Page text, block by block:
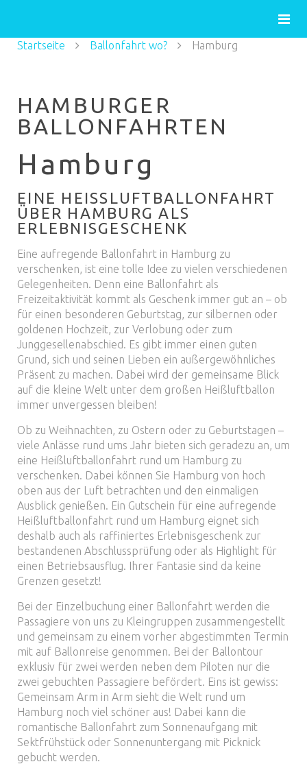
Startseite Ballonfahrt wo? Hamburg
HAMBURGER
BALLONFAHRTEN
Hamburg
EINE HEISSLUFTBALLONFAHRT Ü
BER HAMBURG ALS E
RLEBNISGESCHENK
Eine aufregende Ballonfahrt in Hamburg zu
verschenken, ist eine tolle Idee zu vielen verschiedenen
Gelegenheiten. Denn eine Ballonfahrt als
Freizeitaktivität kommt als Geschenk immer gut an – ob
für einen besonderen Geburtstag, zur silbernen oder
goldenen Hochzeit, zur Verlobung oder zum
Junggesellenabschied. Es gibt immer einen guten
Grund, sich und seinen Lieben ein außergewöhnliches
Präsent zu machen. Dabei wird der gemeinsame Blick
auf die kleine Welt unter dem großen Heißluftballon
immer unvergessen bleiben!
Ob zu Weihnachten, zu Ostern oder zu Geburtstagen –
viele Anlässe rund ums Jahr bieten sich geradezu an, um
eine Heißluftballonfahrt rund um Hamburg zu
verschenken. Dabei können Sie Hamburg von hoch
oben aus der Luft betrachten und den einmaligen
Ausblick genießen. Ein Gutschein für eine aufregende
Heißluftballonfahrt rund um Hamburg eignet sich
deshalb auch als raffiniertes Erlebnisgeschenk zur
bestandenen Abschlussprüfung oder als Highlight für
einen Betriebsausflug. Ihrer Fantasie sind da keine
Grenzen gesetzt!
Bei der Einzelbuchung einer Ballonfahrt werden die
Passagiere von uns zu Kleingruppen zusammengestellt
und gemeinsam zu einem vorher abgestimmten Termin
mit auf Ballonreise genommen. Bei der Ballontour
exklusiv für zwei werden neben dem Piloten nur die
zwei gebuchten Passagiere befördert. Eins ist gewiss:
Gemeinsam Arm in Arm sieht die Welt rund um
Hamburg noch viel schöner aus! Dabei kann die
romantische Ballonfahrt zum Sonnenaufgang mit
Sektfrühstück oder Sonnenuntergang mit Picknick
gebucht werden.